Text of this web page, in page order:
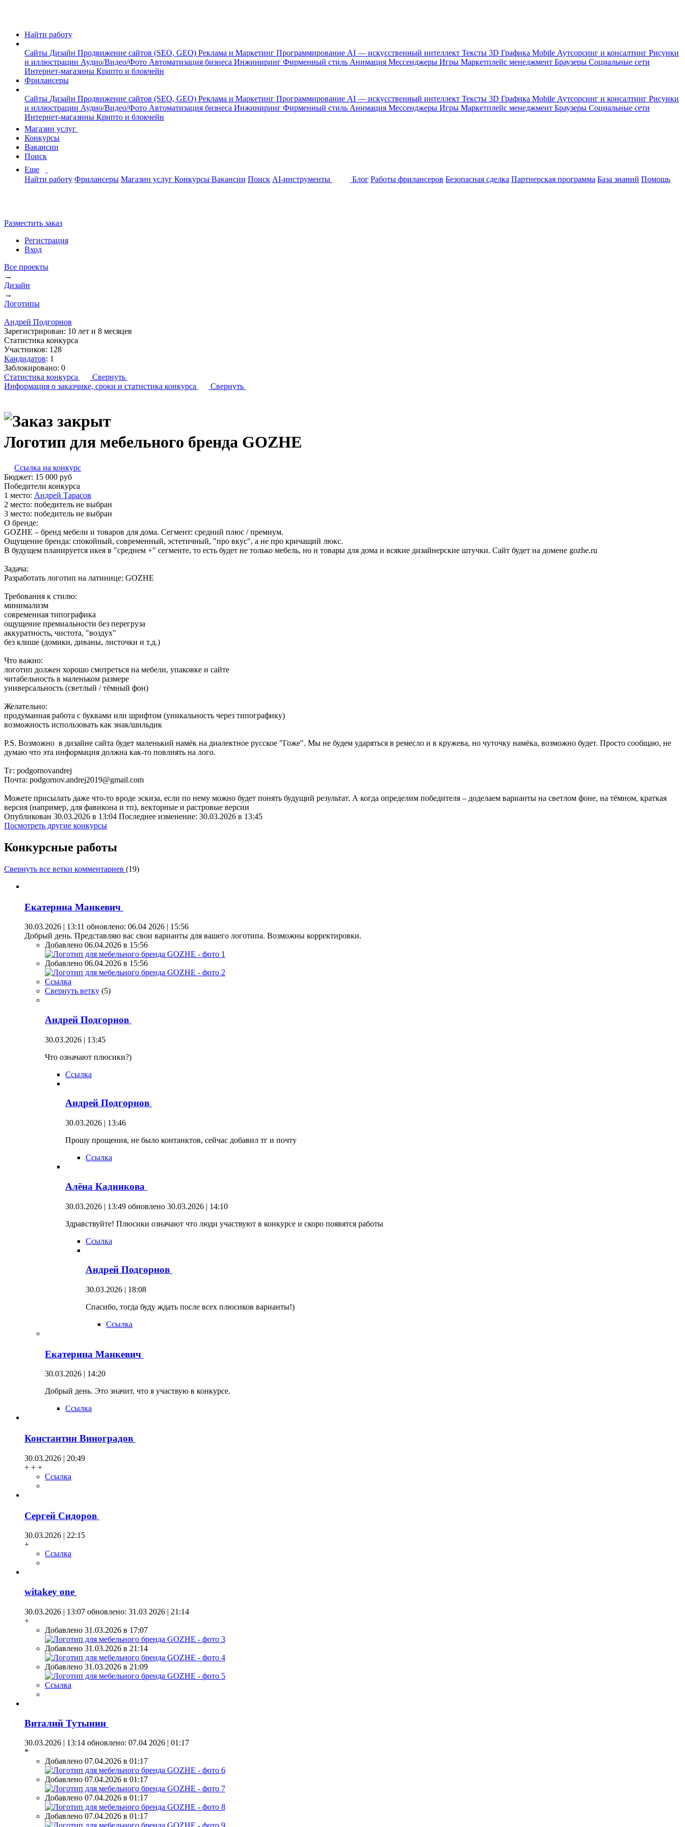
Найти работу
Сайты Дизайн Продвижение сайтов (SEO, GEO) Реклама и Маркетинг Программирование AI — искусственный интеллект Тексты 3D Графика Mobile Аутсорсинг и консалтинг Рисунки
и иллюстрации Аудио/Видео/Фото Автоматизация бизнеса Инжиниринг Фирменный стиль Анимация Мессенджеры Игры Маркетплейс менеджмент Браузеры Социальные сети
Интернет-магазины Крипто и блокчейн
Фрилансеры
Сайты Дизайн Продвижение сайтов (SEO, GEO) Реклама и Маркетинг Программирование AI — искусственный интеллект Тексты 3D Графика Mobile Аутсорсинг и консалтинг Рисунки
и иллюстрации Аудио/Видео/Фото Автоматизация бизнеса Инжиниринг Фирменный стиль Анимация Мессенджеры Игры Маркетплейс менеджмент Браузеры Социальные сети
Интернет-магазины Крипто и блокчейн
Магазин услуг
Конкурсы
Вакансии
Поиск
Еще
Найти работу Фрилансеры Магазин услуг Конкурсы Вакансии Поиск AI-инструменты Блог Работы фрилансеров Безопасная сделка Партнерская программа База знаний Помощь
Разместить заказ
Регистрация
Вход
Все проекты
→
Дизайн
→
Логотипы
Андрей Подгорнов
Зарегистрирован: 10 лет и 8 месяцев
Статистика конкурса
Участников: 128
Кандидатов: 1
Заблокировано: 0
Статистика конкурса
Свернуть
Информация о заказчике, сроки и статистика конкурса Свернуть
Логотип для мебельного бренда GOZHE
Ссылка на конкурс
Бюджет: 15 000 руб
Победители конкурса
1 место: Ан­дрей Та­расов
2 место: победитель не выбран
3 место: победитель не выбран
О бренде:
GOZHE – бренд мебели и товаров для дома. Сегмент: средний плюс / премиум.
Ощущение бренда: спокойный, современный, эстетичный, "про вкус", а не про кричащий люкс.
В будущем планируется икея в "среднем +" сегменте, то есть будет не только мебель, но и товары для дома и всякие дизайнерские штучки. Сайт будет на домене gozhe.ru
Задача:
Разработать логотип на латинице: GOZHE
Требования к стилю:
минимализм
современная типографика
ощущение премиальности без перегруза
аккуратность, чистота, "воздух"
без клише (домики, диваны, листочки и т.д.)
Что важно:
логотип должен хорошо смотреться на мебели, упаковке и сайте
читабельность в маленьком размере
универсальность (светлый / тёмный фон)
Желательно:
продуманная работа с буквами или шрифтом (уникальность через типографику)
возможность использовать как знак/шильдик
P.S. Возможно в дизайне сайта будет маленький намёк на диалектное русское "Гоже". Мы не будем ударяться в ремесло и в кружева, но чуточку намёка, возможно будет. Просто сообщаю, не
думаю что эта информация должна как-то повлиять на лого.
Тг: podgornovandrej
Почта: podgornov.andrej2019@gmail.com
Можете присылать даже что-то вроде эскиза, если по нему можно будет понять будущий результат. А когда определим победителя – доделаем варианты на светлом фоне, на тёмном, краткая
версия (например, для фавикона и тп), векторные и растровые версии
Опубликован 30.03.2026 в 13:04 Последнее изменение: 30.03.2026 в 13:45
Посмотреть другие конкурсы
Конкурсные работы
Свернуть все ветки комментариев (19)
Екатерина Манкевич
30.03.2026 | 13:11 обновлено: 06.04 2026 | 15:56
Добрый день. Представляю вас свои варианты для вашего логотипа. Возможны корректировки.
Добавлено 06.04.2026 в 15:56
Добавлено 06.04.2026 в 15:56
Ссылка
Свернуть ветку (5)
Андрей Подгорнов
30.03.2026 | 13:45
Что означают плюсики?)
Ссылка
Андрей Подгорнов
30.03.2026 | 13:46
Прошу прощения, не было контанктов, сейчас добавил тг и почту
Ссылка
Алёна Кадникова
30.03.2026 | 13:49 обновлено 30.03.2026 | 14:10
Здравствуйте! Плюсики означают что люди участвуют в конкурсе и скоро появятся работы
Ссылка
Андрей Подгорнов
30.03.2026 | 18:08
Спасибо, тогда буду ждать после всех плюсиков варианты!)
Ссылка
Екатерина Манкевич
30.03.2026 | 14:20
Добрый день. Это значит, что я участвую в конкурсе.
Ссылка
Константин Виноградов
30.03.2026 | 20:49
+ + +
Ссылка
Сергей Сидоров
30.03.2026 | 22:15
+
Ссылка
witakey one
30.03.2026 | 13:07 обновлено: 31.03 2026 | 21:14
+
Добавлено 31.03.2026 в 17:07
Добавлено 31.03.2026 в 21:14
Добавлено 31.03.2026 в 21:09
Ссылка
Виталий Тутынин
30.03.2026 | 13:14 обновлено: 07.04 2026 | 01:17
*
Добавлено 07.04.2026 в 01:17
Добавлено 07.04.2026 в 01:17
Добавлено 07.04.2026 в 01:17
Добавлено 07.04.2026 в 01:17